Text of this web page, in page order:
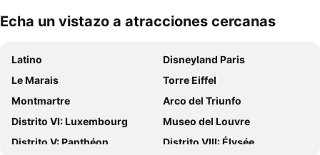
Echa un vistazo a atracciones cercanas
Latino
Disneyland Paris
Le Marais
Torre Eiffel
Montmartre
Arco del Triunfo
Distrito VI: Luxembourg
Museo del Louvre
Distrito V: Panthéon
Distrito VIII: Élysée